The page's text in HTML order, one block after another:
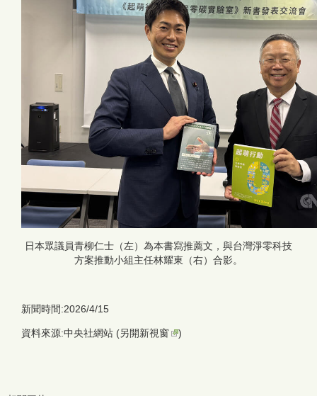
日本眾議員青柳仁士（左）為本書寫推薦文，與台灣淨零科技
方案推動小組主任林耀東（右）合影。
新聞時間:2026/4/15
資料來源:中央社網站 (另開新視窗 )